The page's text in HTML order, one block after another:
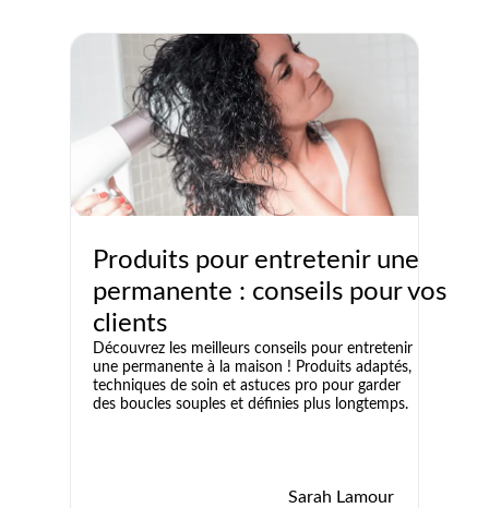
Produits pour entretenir une
permanente : conseils pour vos
clients
Découvrez les meilleurs conseils pour entretenir
une permanente à la maison ! Produits adaptés,
techniques de soin et astuces pro pour garder
des boucles souples et définies plus longtemps.
Sarah Lamour